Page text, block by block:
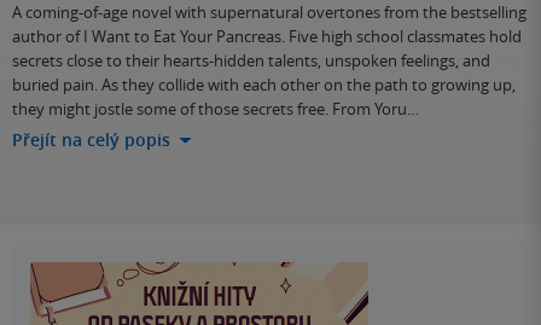
A coming-of-age novel with supernatural overtones from the bestselling
author of I Want to Eat Your Pancreas. Five high school classmates hold
secrets close to their hearts-hidden talents, unspoken feelings, and
buried pain. As they collide with each other on the path to growing up,
they might jostle some of those secrets free. From Yoru…
Přejít na celý popis